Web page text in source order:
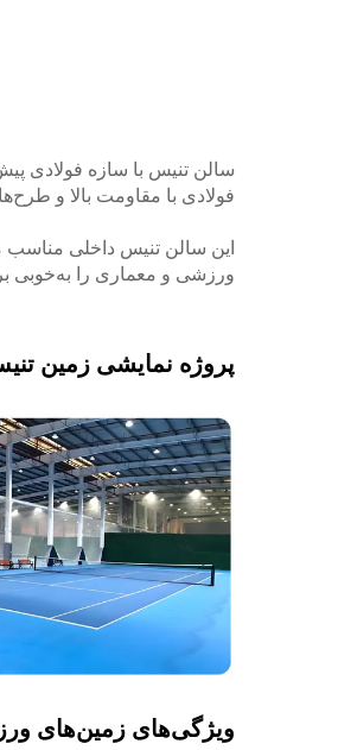
سالن تنیس با سازه فولادی
فولادی با مقاومت بالا و
این سالن تنیس داخلی
ورزشی و معماری را به‌خوبی
پروژه نمایشی زمین
ویژگی‌های زمین‌های